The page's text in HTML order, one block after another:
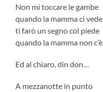
Non mi toccare le gambe
quando la mamma ci vede
ti farò un segno col piede
quando la mamma non c’è.
Ed al chiaro, din don…
A mezzanotte in punto